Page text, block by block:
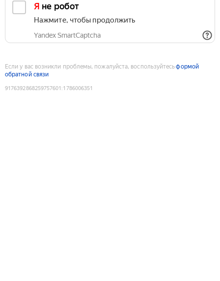
Я не робот
Нажмите, чтобы продолжить
Yandex SmartCaptcha
Если у вас возникли проблемы, пожалуйста, воспользуйтесьформой
обратной связи
9176392868259757601 :1786006351